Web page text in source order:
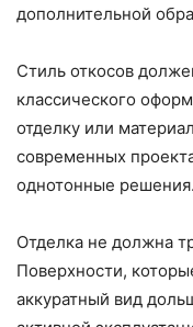
дополнительной
Стиль откосов
классического
отделку или
современных
однотонные решения.
Отделка не должна
Поверхности,
аккуратный вид